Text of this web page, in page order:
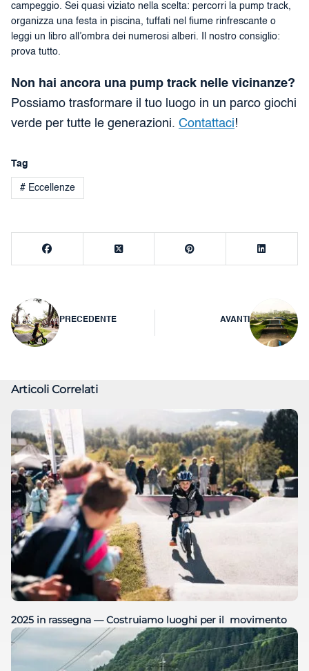
campeggio. Sei quasi viziato nella scelta: percorri la pump track,
organizza una festa in piscina, tuffati nel fiume rinfrescante o
leggi un libro all’ombra dei numerosi alberi. Il nostro consiglio:
prova tutto.
Non hai ancora una pump track nelle vicinanze?
Possiamo trasformare il tuo luogo in un parco giochi
verde per tutte le generazioni. Contattaci!
Tag
# Eccellenze
Navigazione
articoli
PRECEDENTE AVANTI
Articoli Correlati
2025 in rassegna — Costruiamo luoghi per il movimento